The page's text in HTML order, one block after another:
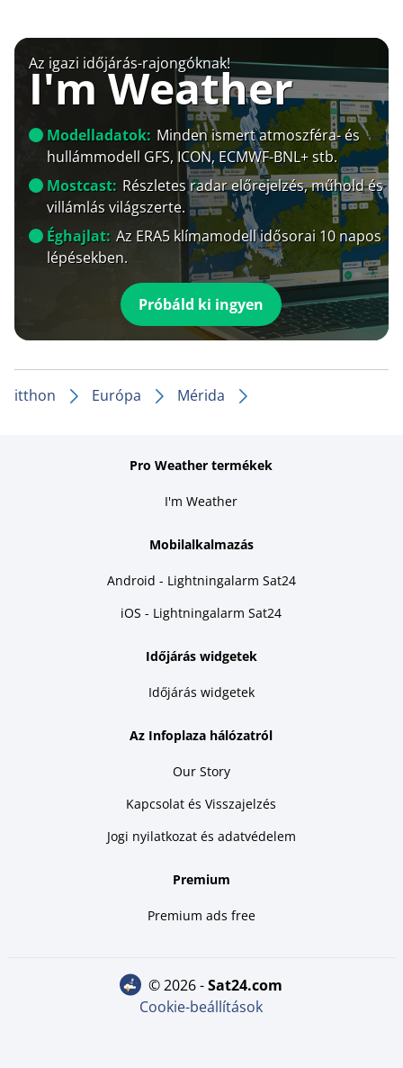
Az igazi időjárás-rajongóknak!
I'm Weather
Modelladatok: Minden ismert atmoszféra- és
hullámmodell GFS, ICON, ECMWF-BNL+ stb.
Mostcast: Részletes radar előrejelzés, műhold és
villámlás világszerte.
Éghajlat: Az ERA5 klímamodell idősorai 10 napos
lépésekben.
Próbáld ki ingyen
itthon Európa Mérida
Pro Weather termékek
I'm Weather
Mobilalkalmazás
Android - Lightningalarm Sat24
iOS - Lightningalarm Sat24
Időjárás widgetek
Időjárás widgetek
Az Infoplaza hálózatról
Our Story
Kapcsolat és Visszajelzés
Jogi nyilatkozat és adatvédelem
Premium
Premium ads free
© 2026 - sat24.com
Cookie-beállítások